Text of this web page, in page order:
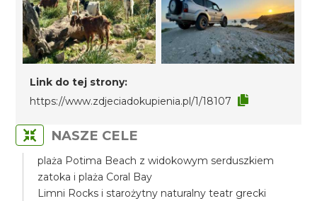
Link do tej strony:
https://www.zdjeciadokupienia.pl/1/18107
NASZE CELE
plaża Potima Beach z widokowym serduszkiem
zatoka i plaża Coral Bay
Limni Rocks i starożytny naturalny teatr grecki